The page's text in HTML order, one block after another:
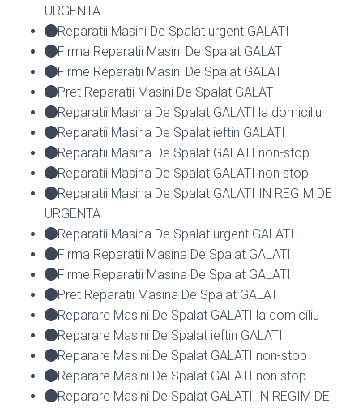
URGENTA
Reparatii Masini De Spalat urgent GALATI
Firma Reparatii Masini De Spalat GALATI
Firme Reparatii Masini De Spalat GALATI
Pret Reparatii Masini De Spalat GALATI
Reparatii Masina De Spalat GALATI la domiciliu
Reparatii Masina De Spalat ieftin GALATI
Reparatii Masina De Spalat GALATI non-stop
Reparatii Masina De Spalat GALATI non stop
Reparatii Masina De Spalat GALATI IN REGIM DE
URGENTA
Reparatii Masina De Spalat urgent GALATI
Firma Reparatii Masina De Spalat GALATI
Firme Reparatii Masina De Spalat GALATI
Pret Reparatii Masina De Spalat GALATI
Reparare Masini De Spalat GALATI la domiciliu
Reparare Masini De Spalat ieftin GALATI
Reparare Masini De Spalat GALATI non-stop
Reparare Masini De Spalat GALATI non stop
Reparare Masini De Spalat GALATI IN REGIM DE